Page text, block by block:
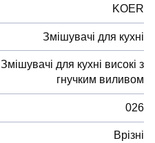
KOER
Змішувачі для кухні
Змішувачі для кухні високі з
гнучким виливом
026
Врізні